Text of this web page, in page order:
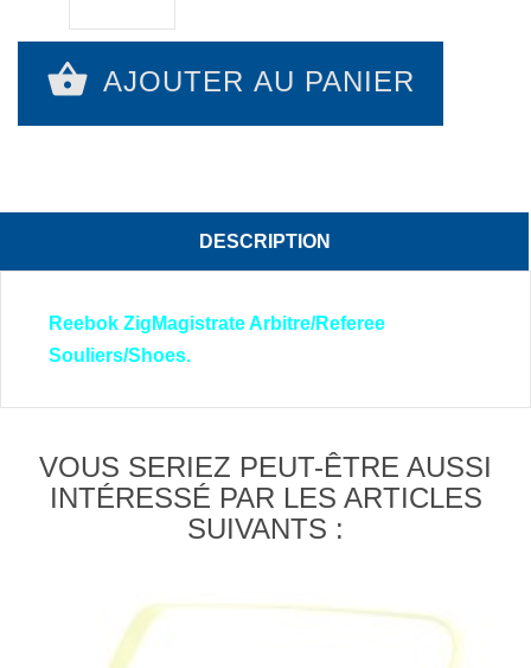
AJOUTER AU PANIER
DESCRIPTION
Reebok ZigMagistrate Arbitre/Referee
Souliers/Shoes.
VOUS SERIEZ PEUT-ÊTRE AUSSI
INTÉRESSÉ PAR LES ARTICLES
SUIVANTS :